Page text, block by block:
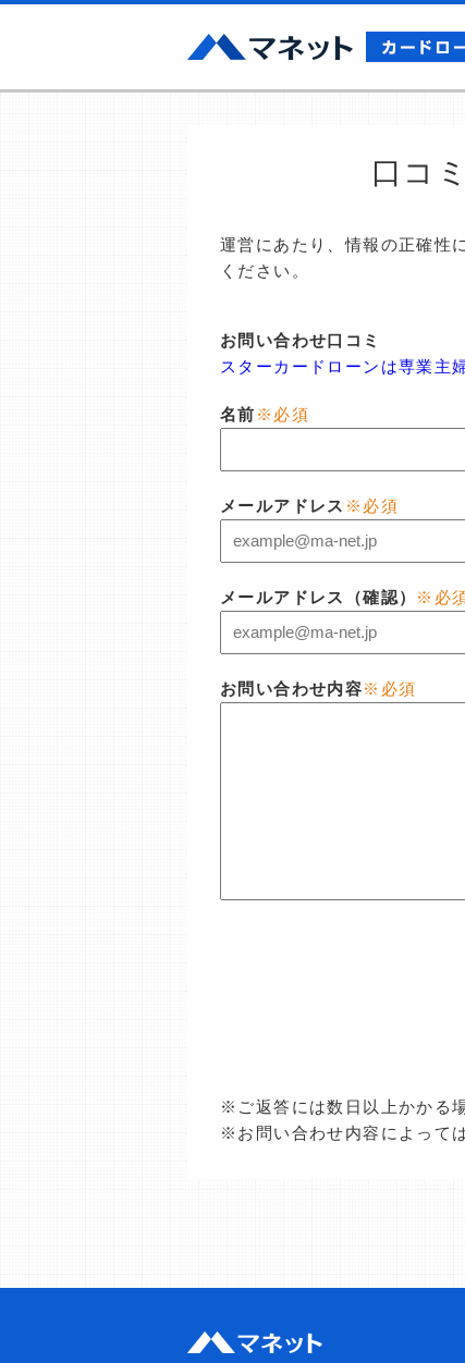
口コ
運営にあたり、情報の正確性
ください。
お問い合わせ口コミ
スターカードローンは専業主
名前 ※必須
メールアドレス ※必須
メールアドレス（確認） ※必
お問い合わせ内容※必須
※ご返答には数日以上かかる
※お問い合わせ内容によって